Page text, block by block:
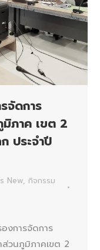
จัดการ
ภาค เขต 2
ประจำปี
New, กิจกรรม
งการจัดการ
วนภูมิภาคเขต 2